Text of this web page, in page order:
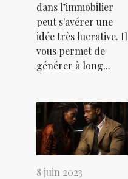
dans l’immobilier
peut s'avérer une
idée très lucrative. Il
vous permet de
générer à long...
8 juin 2023